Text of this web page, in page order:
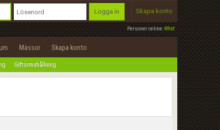
Personer online:69st
Logga in Skapa konto
Mässor Skapa konto
Giftormshållning